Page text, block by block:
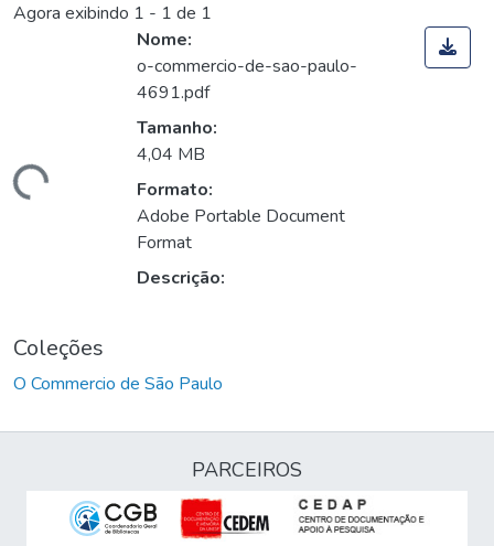
Agora exibindo 1 - 1 de 1
Nome:
o-commercio-de-sao-paulo-
4691.pdf
Tamanho:
4,04 MB
Formato:
Adobe Portable Document
Format
Descrição:
Coleções
O Commercio de São Paulo
PARCEIROS